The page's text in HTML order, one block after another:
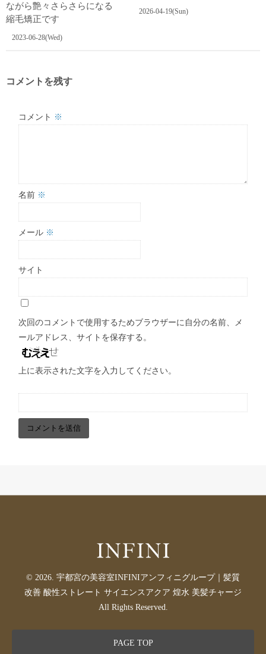
ながら艶々さらさらになる
縮毛矯正です
2023-06-28(Wed)
2026-04-19(Sun)
コメントを残す
コメント ※
名前 ※
メール ※
サイト
次回のコメントで使用するためブラウザーに自分の名前、メ
ールアドレス、サイトを保存する。
上に表示された文字を入力してください。
© 2026. 宇都宮の美容室INFINIアンフィニグループ｜髪質
改善 酸性ストレート サイエンスアクア 煌水 美髪チャージ
All Rights Reserved.
PAGE TOP